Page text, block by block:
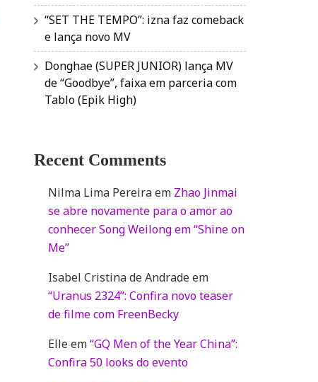
“SET THE TEMPO”: izna faz comeback
e lança novo MV
Donghae (SUPER JUNIOR) lança MV
de “Goodbye”, faixa em parceria com
Tablo (Epik High)
Recent Comments
Nilma Lima Pereiraem Zhao Jinmai
se abre novamente para o amor ao
conhecer Song Weilong em “Shine on
Me”
Isabel Cristina de Andradeem
“Uranus 2324”: Confira novo teaser
de filme com FreenBecky
Elleem“GQ Men of the Year China”:
Confira 50 looks do evento